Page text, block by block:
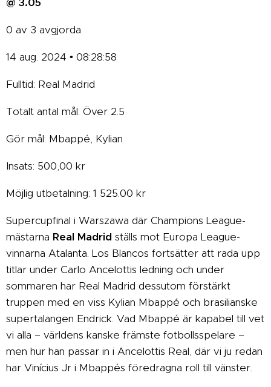
0 av 3 avgjorda
14 aug. 2024 • 08:28:58
Fulltid: Real Madrid
Totalt antal mål: Över 2.5
Gör mål: Mbappé, Kylian
Insats: 500,00 kr
Möjlig utbetalning: 1 525.00 kr
Supercupfinal i Warszawa där Champions League-
mästarna Real Madrid ställs mot Europa League-
vinnarna Atalanta. Los Blancos fortsätter att rada upp
titlar under Carlo Ancelottis ledning och under
sommaren har Real Madrid dessutom förstärkt
truppen med en viss Kylian Mbappé och brasilianske
supertalangen Endrick. Vad Mbappé är kapabel till vet
vi alla – världens kanske främste fotbollsspelare –
men hur han passar in i Ancelottis Real, där vi ju redan
har Vinícius Jr i Mbappés föredragna roll till vänster.